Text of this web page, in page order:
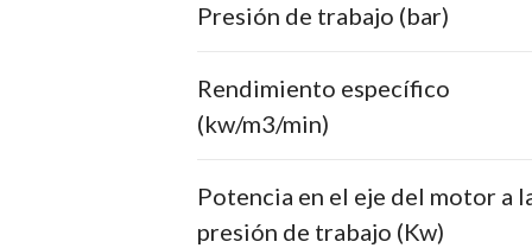
Presión de trabajo (bar)
Rendimiento específico
(kw/m3/min)
Potencia en el eje del motor a
presión de trabajo (Kw)